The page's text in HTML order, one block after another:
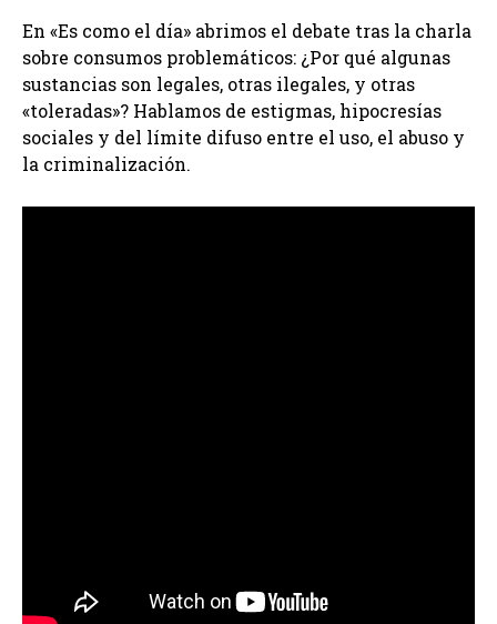
En «Es como el día» abrimos el debate tras la charla
sobre consumos problemáticos: ¿Por qué algunas
sustancias son legales, otras ilegales, y otras
«toleradas»? Hablamos de estigmas, hipocresías
sociales y del límite difuso entre el uso, el abuso y
la criminalización.